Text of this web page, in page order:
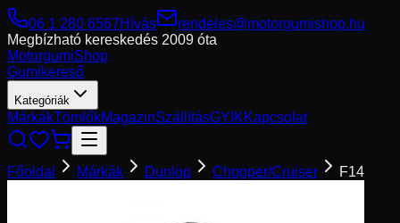
06 1 280 6567Hívás
rendeles@motorgumishop.hu
Megbízható kereskedés 2009 óta
MotorgumiShop
Gumikereső
Kategóriák
MárkákTömlőkMagazinSzállításGYIKKapcsolat
Főoldal Márkák Dunlop Chopper/Cruiser F14